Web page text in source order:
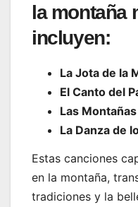
la montaña
incluyen:
La Jota de la
El Canto del
Las
La Danza de
Estas canciones
en la montaña,
tradiciones y la